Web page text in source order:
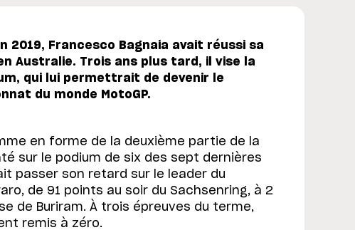
2019, Francesco Bagnaia avait réussi sa
Australie. Trois ans plus tard, il vise la
qui lui permettrait de devenir le
du monde MotoGP.
en forme de la deuxième partie de la
sur le podium de six des sept dernières
passer son retard sur le leader du
de 91 points au soir du Sachsenring, à 2
de Buriram. À trois épreuves du terme,
remis à zéro.